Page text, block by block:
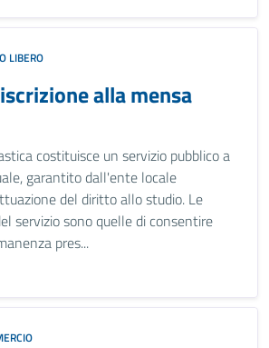
LIBERO
alla mensa
costituisce un servizio pubblico a
garantito dall'ente locale
del diritto allo studio. Le
servizio sono quelle di consentire
pres...